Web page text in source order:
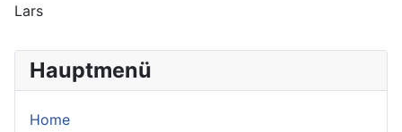
Hauptmenü
Home
Lars